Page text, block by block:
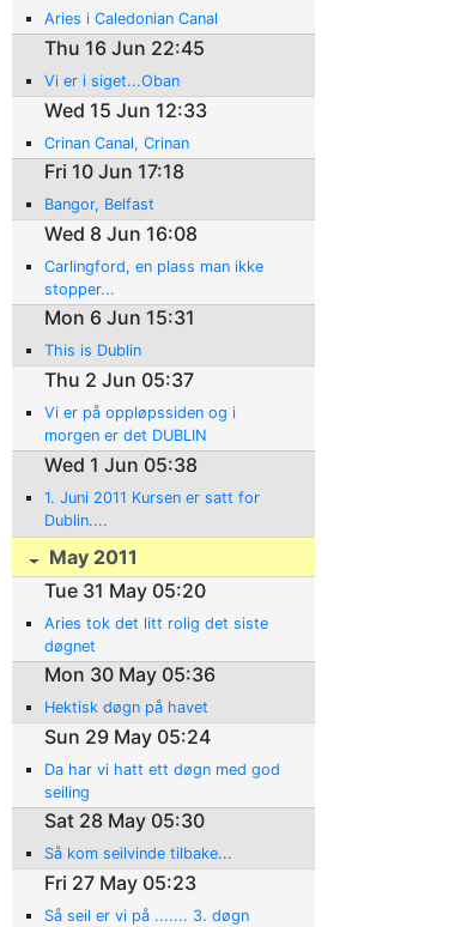
Aries i Caledonian Canal
Thu 16 Jun 22:45
Vi er i siget...Oban
Wed 15 Jun 12:33
Crinan Canal, Crinan
Fri 10 Jun 17:18
Bangor, Belfast
Wed 8 Jun 16:08
Carlingford, en plass man ikke
stopper...
Mon 6 Jun 15:31
This is Dublin
Thu 2 Jun 05:37
Vi er på oppløpssiden og i
morgen er det DUBLIN
Wed 1 Jun 05:38
1. Juni 2011 Kursen er satt for
Dublin....
May 2011
Tue 31 May 05:20
Aries tok det litt rolig det siste
døgnet
Mon 30 May 05:36
Hektisk døgn på havet
Sun 29 May 05:24
Da har vi hatt ett døgn med god
seiling
Sat 28 May 05:30
Så kom seilvinde tilbake...
Fri 27 May 05:23
Så seil er vi på ....... 3. døgn